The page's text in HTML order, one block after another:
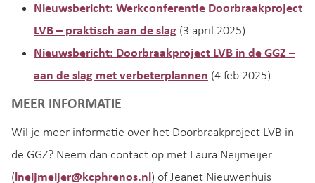
Nieuwsbericht: Werkconferentie Doorbraakproject
LVB – praktisch aan de slag (3 april 2025)
Nieuwsbericht: Doorbraakproject LVB in de GGZ –
aan de slag met verbeterplannen (4 feb 2025)
MEER INFORMATIE
Wil je meer informatie over het Doorbraakproject LVB in
de GGZ? Neem dan contact op met Laura Neijmeijer
(lneijmeijer@kcphrenos.nl) of Jeanet Nieuwenhuis